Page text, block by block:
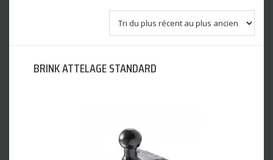
BRINK ATTELAGE STANDARD